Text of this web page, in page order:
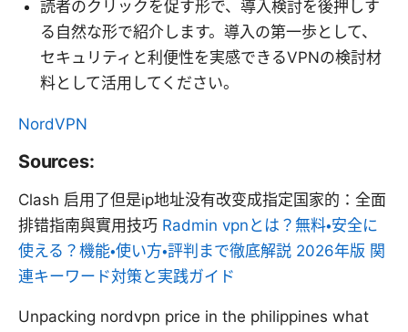
読者のクリックを促す形で、導入検討を後押しす
る自然な形で紹介します。導入の第一歩として、
セキュリティと利便性を実感できるVPNの検討材
料として活用してください。
NordVPN
Sources:
Clash 启用了但是ip地址没有改变成指定国家的：全面
排错指南與實用技巧 Radmin vpnとは？無料・安全に
使える？機能・使い方・評判まで徹底解説 2026年版 関
連キーワード対策と実践ガイド
Unpacking nordvpn price in the philippines what